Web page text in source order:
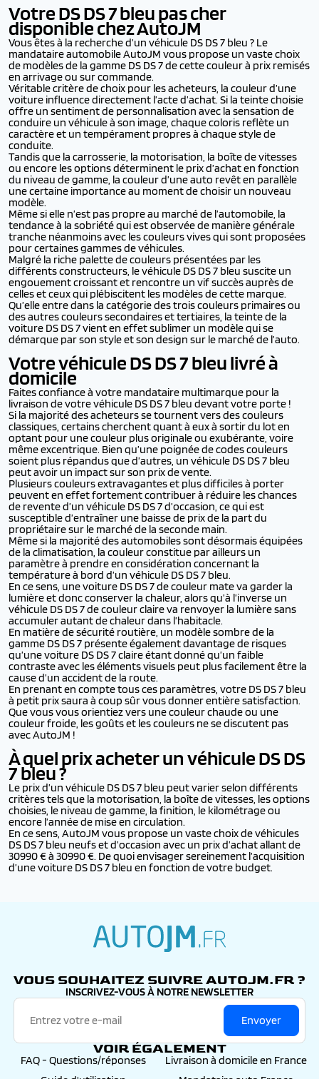
Votre DS DS 7bleu pas cher
disponible chez AutoJM
Vous êtes à la recherche d’un véhicule DS DS 7 bleu ? Le
mandataire automobile AutoJM vous propose un vaste choix
de modèles de la gamme DS DS 7 de cette couleur à prix remisés
en arrivage ou sur commande.
Véritable critère de choix pour les acheteurs, la couleur d’une
voiture influence directement l’acte d’achat. Si la teinte choisie
offre un sentiment de personnalisation avec la sensation de
conduire un véhicule à son image, chaque coloris reflète un
caractère et un tempérament propres à chaque style de
conduite.
Tandis que la carrosserie, la motorisation, la boîte de vitesses
ou encore les options déterminent le prix d’achat en fonction
du niveau de gamme, la couleur d’une auto revêt en parallèle
une certaine importance au moment de choisir un nouveau
modèle.
Même si elle n’est pas propre au marché de l’automobile, la
tendance à la sobriété qui est observée de manière générale
tranche néanmoins avec les couleurs vives qui sont proposées
pour certaines gammes de véhicules.
Malgré la riche palette de couleurs présentées par les
différents constructeurs, le véhicule DS DS 7 bleu suscite un
engouement croissant et rencontre un vif succès auprès de
celles et ceux qui plébiscitent les modèles de cette marque.
Qu’elle entre dans la catégorie des trois couleurs primaires ou
des autres couleurs secondaires et tertiaires, la teinte de la
voiture DS DS 7 vient en effet sublimer un modèle qui se
démarque par son style et son design sur le marché de l’auto.
Votre véhicule DS DS 7 bleu livré à
domicile
Faites confiance à votre mandataire multimarque pour la
livraison de votre véhicule DS DS 7 bleu devant votre porte !
Si la majorité des acheteurs se tournent vers des couleurs
classiques, certains cherchent quant à eux à sortir du lot en
optant pour une couleur plus originale ou exubérante, voire
même excentrique. Bien qu’une poignée de codes couleurs
soient plus répandus que d’autres, un véhicule DS DS 7 bleu
peut avoir un impact sur son prix de vente.
Plusieurs couleurs extravagantes et plus difficiles à porter
peuvent en effet fortement contribuer à réduire les chances
de revente d’un véhicule DS DS 7 d’occasion, ce qui est
susceptible d’entraîner une baisse de prix de la part du
propriétaire sur le marché de la seconde main.
Même si la majorité des automobiles sont désormais équipées
de la climatisation, la couleur constitue par ailleurs un
paramètre à prendre en considération concernant la
température à bord d’un véhicule DS DS 7 bleu.
En ce sens, une voiture DS DS 7 de couleur mate va garder la
lumière et donc conserver la chaleur, alors qu’à l’inverse un
véhicule DS DS 7 de couleur claire va renvoyer la lumière sans
accumuler autant de chaleur dans l’habitacle.
En matière de sécurité routière, un modèle sombre de la
gamme DS DS 7 présente également davantage de risques
qu’une voiture DS DS 7 claire étant donné qu’un faible
contraste avec les éléments visuels peut plus facilement être la
cause d’un accident de la route.
En prenant en compte tous ces paramètres, votre DS DS 7 bleu
à petit prix saura à coup sûr vous donner entière satisfaction.
Que vous vous orientiez vers une couleur chaude ou une
couleur froide, les goûts et les couleurs ne se discutent pas
avec AutoJM !
À quel prix acheter un véhicule DS DS
7bleu ?
Le prix d’un véhicule DS DS 7 bleu peut varier selon différents
critères tels que la motorisation, la boîte de vitesses, les options
choisies, le niveau de gamme, la finition, le kilométrage ou
encore l’année de mise en circulation.
En ce sens, AutoJM vous propose un vaste choix de véhicules
DS DS 7 bleu neufs et d’occasion avec un prix d’achat allant de
30990 € à 30990 €. De quoi envisager sereinement l’acquisition
d’une voiture DS DS 7 bleu en fonction de votre budget.
VOUS SOUHAITEZ SUIVRE AUTOJM.FR ?
INSCRIVEZ-VOUS À NOTRE NEWSLETTER
Envoyer
VOIR ÉGALEMENT
FAQ - Questions/réponses
Livraison à domicile en France